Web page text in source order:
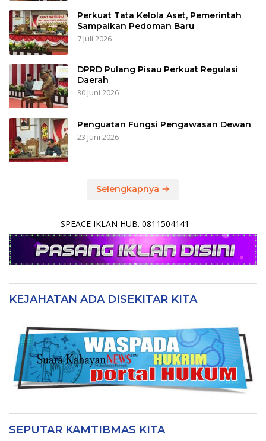
Perkuat Tata Kelola Aset, Pemerintah
Sampaikan Pedoman Baru
7 Juli 2026
DPRD Pulang Pisau Perkuat Regulasi
Daerah
30 Juni 2026
Penguatan Fungsi Pengawasan Dewan
23 Juni 2026
Selengkapnya
SPEACE IKLAN HUB. 0811504141
KEJAHATAN ADA DISEKITAR KITA
SEPUTAR KAMTIBMAS KITA